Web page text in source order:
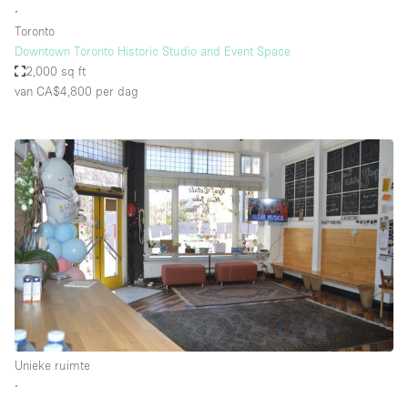
∙
Toronto
Downtown Toronto Historic Studio and Event Space
2,000 sq ft
van CA$4,800 per dag
Unieke ruimte
∙